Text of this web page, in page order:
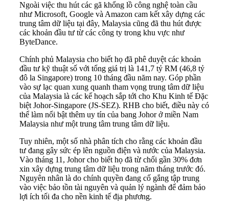
Ngoài việc thu hút các gã khổng lồ công nghệ toàn cầu
như Microsoft, Google và Amazon cam kết xây dựng các
trung tâm dữ liệu tại đây, Malaysia cũng đã thu hút được
các khoản đầu tư từ các công ty trong khu vực như
ByteDance.
Chính phủ Malaysia cho biết họ đã phê duyệt các khoản
đầu tư kỹ thuật số với tổng giá trị là 141,7 tỷ RM (46,8 tỷ
đô la Singapore) trong 10 tháng đầu năm nay. Góp phần
vào sự lạc quan xung quanh tham vọng trung tâm dữ liệu
của Malaysia là các kế hoạch sắp tới cho Khu Kinh tế Đặc
biệt Johor-Singapore (JS-SEZ). RHB cho biết, điều này có
thể làm nổi bật thêm uy tín của bang Johor ở miền Nam
Malaysia như một trung tâm trung tâm dữ liệu.
Tuy nhiên, một số nhà phân tích cho rằng các khoản đầu
tư đang gây sức ép lên nguồn điện và nước của Malaysia.
Vào tháng 11, Johor cho biết họ đã từ chối gần 30% đơn
xin xây dựng trung tâm dữ liệu trong năm tháng trước đó.
Nguyên nhân là do chính quyền đang cố gắng tập trung
vào việc bảo tồn tài nguyên và quản lý ngành để đảm bảo
lợi ích tối đa cho nền kinh tế địa phương.